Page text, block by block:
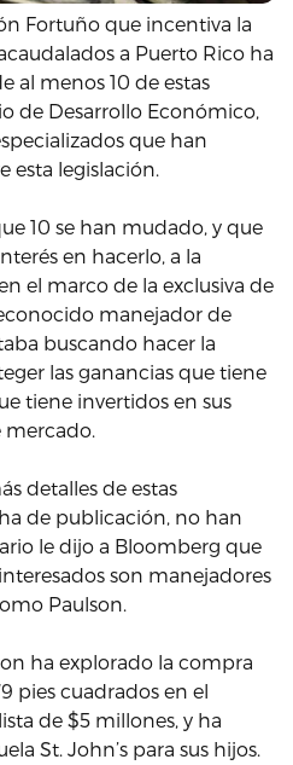
Fortuño que incentiva la
a Puerto Rico ha
al menos 10 de estas
de Desarrollo Económico,
que han
esta legislación.
10 se han mudado, y que
en hacerlo, a la
el marco de la exclusiva de
manejador de
buscando hacer la
las ganancias que tiene
tiene invertidos en sus
detalles de estas
de publicación, no han
le dijo a Bloomberg que
son manejadores
Paulson.
ha explorado la compra
pies cuadrados en el
de $5 millones, y ha
St. John’s para sus hijos.